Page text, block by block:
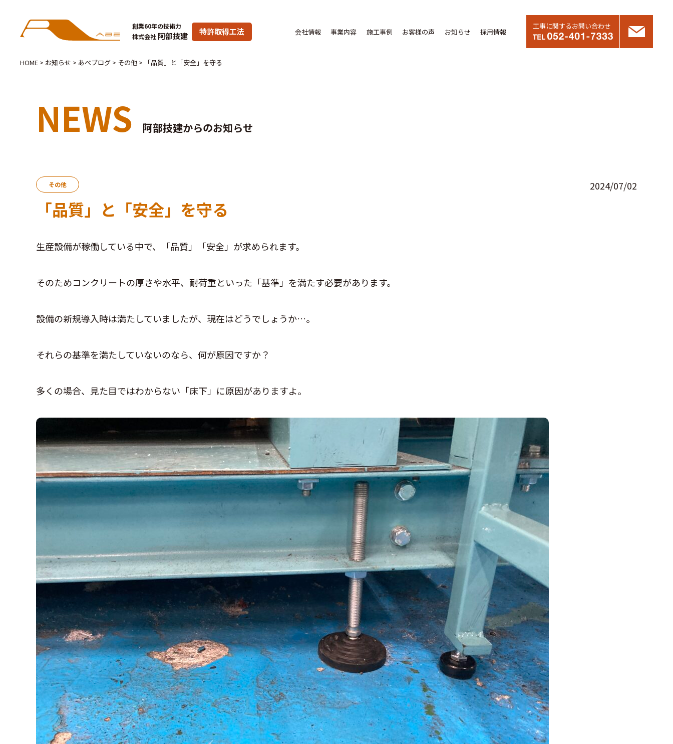
創業60年の技術力
株式会社 阿部技建 特許取得工法 会社情報 事業内容 施工事例 お客様の声 お知らせ 採用情報
工事に関するお問い合わせ
HOME > お知らせ > あべブログ > その他 > 「品質」と「安全」を守る
NEWS 阿部技建からのお知らせ
その他 2024/07/02
「品質」と「安全」を守る
生産設備が稼働している中で、「品質」「安全」が求められます。
そのためコンクリートの厚さや水平、耐荷重といった「基準」を満たす必要があります。
設備の新規導入時は満たしていましたが、現在はどうでしょうか…。
それらの基準を満たしていないのなら、何が原因ですか？
多くの場合、見た目ではわからない「床下」に原因がありますよ。